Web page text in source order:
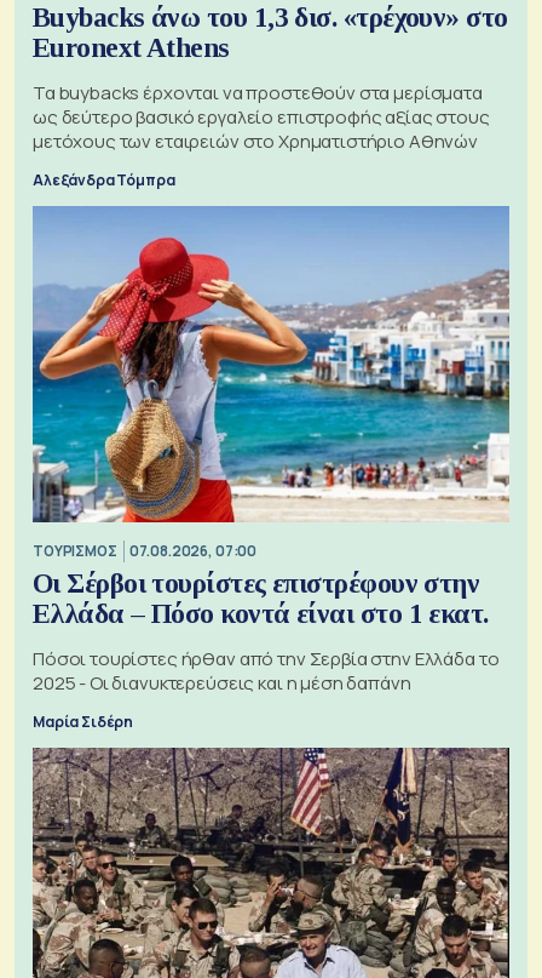
Buybacks άνω του 1,3 δισ. «τρέχουν» στο
Euronext Athens
Τα buybacks έρχονται να προστεθούν στα μερίσματα
ως δεύτερο βασικό εργαλείο επιστροφής αξίας στους
μετόχους των εταιρειών στο Χρηματιστήριο Αθηνών
Αλεξάνδρα Τόμπρα
ΤΟΥΡΙΣΜΟΣ 07.08.2026, 07:00
Οι Σέρβοι τουρίστες επιστρέφουν στην
Ελλάδα – Πόσο κοντά είναι στο 1 εκατ.
Πόσοι τουρίστες ήρθαν από την Σερβία στην Ελλάδα το
2025 - Οι διανυκτερεύσεις και η μέση δαπάνη
Μαρία Σιδέρη